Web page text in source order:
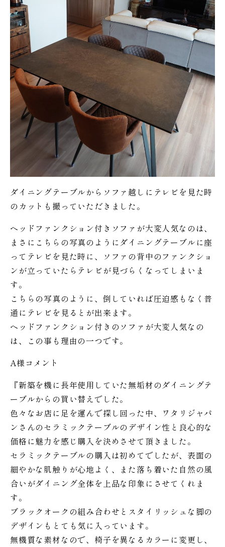
ダイニングテーブルからソファ越しにテレビを見た時
のカットも撮っていただきました。
ヘッドファンクション付きソファが大変人気なのは、
まさにこちらの写真のようにダイニングテーブルに座
ってテレビを見た時に、ソファの背中のファンクショ
ンが立っていたらテレビが見づらくなってしまいま
す。
こちらの写真のように、倒していれば圧迫感もなく普
通にテレビを見るとが出来ます。
ヘッドファンクション付きのソファが大変人気なの
は、この事も理由の一つです。
A様コメント
『新築を機に長年使用していた無垢材のダイニングテ
ーブルからの買い替えでした。
色々なお店に足を運んで探し回った中、ワタリジャパ
ンさんのセラミックテーブルのデザイン性と良心的な
価格に魅力を感じ購入を決めさせて頂きました。
セラミックテーブルの購入は初めてでしたが、表面の
細やかな肌触りが心地よく、また落ち着いた自然の風
合いがダイニング全体を上品な印象にさせてくれま
す。
ブラックオークの組み合わせとスタイリッシュな脚の
デザインもとても気に入っています。
無機質な素材なので、椅子を異なるカラーに変更し、